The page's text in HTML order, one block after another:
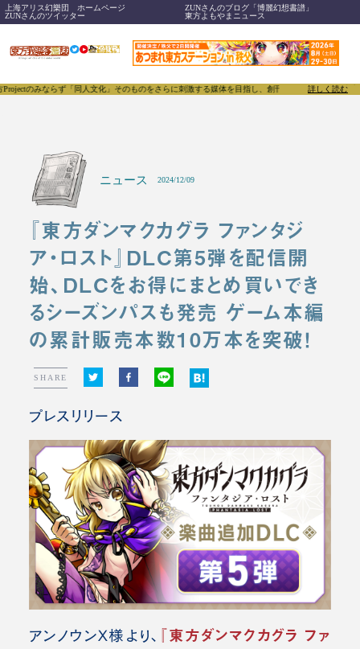
上海アリス幻樂団 ホームページ
ZUNさんのブログ「博麗幻想書譜」
ZUNさんのツイッター
東方よもやまニュース
「同人文化」そのものをさらに刺激する媒体を目指し、創刊いたします。 東方我楽多叢誌(
詳しく読む
ニュース 2024/12/09
『東方ダンマクカグラ ファンタジ
ア・ロスト』DLC第5弾を配信開
始、DLCをお得にまとめ買いでき
るシーズンパスも発売 ゲーム本編
の累計販売本数10万本を突破！
SHARE
プレスリリース
アンノウンX様より、 『東方ダンマクカグラ ファ